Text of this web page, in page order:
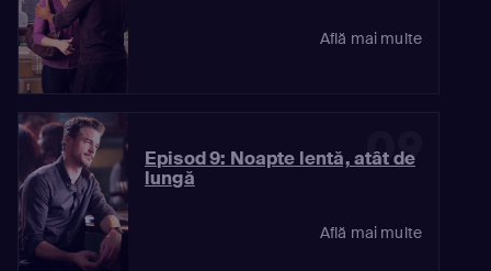
Află mai multe
09
Episod 9: Noapte lentă, atât de
lungă
Află mai multe